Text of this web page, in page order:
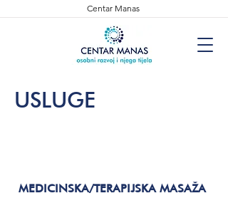
Centar Manas
USLUGE
MEDICINSKA/TERAPIJSKA MASAŽA